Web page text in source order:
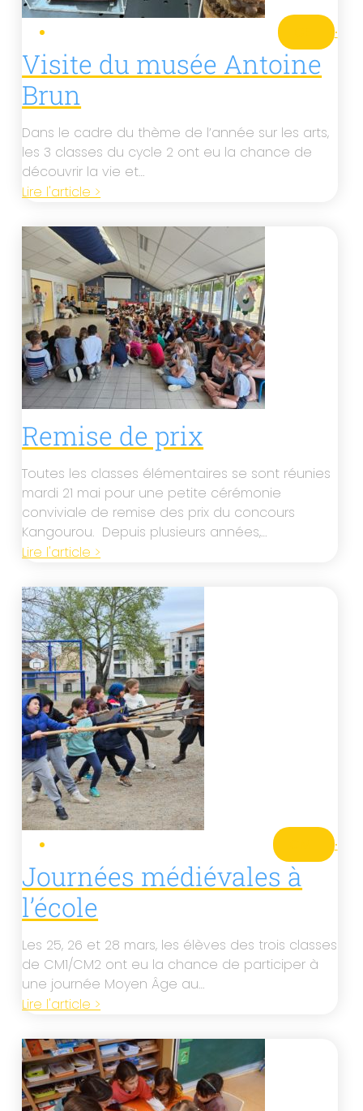
·
Visite du musée Antoine
Brun
Dans le cadre du thème de l’année sur les arts,
les 3 classes du cycle 2 ont eu la chance de
découvrir la vie et…
Lire l'article >
Remise de prix
Toutes les classes élémentaires se sont réunies
mardi 21 mai pour une petite cérémonie
conviviale de remise des prix du concours
Kangourou. Depuis plusieurs années,…
Lire l'article >
·
Journées médiévales à
l’école
Les 25, 26 et 28 mars, les élèves des trois classes
de CM1/CM2 ont eu la chance de participer à
une journée Moyen Âge au…
Lire l'article >